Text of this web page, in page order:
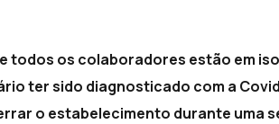
todos os colaboradores estão em
ter sido diagnosticado com a
o estabelecimento durante uma